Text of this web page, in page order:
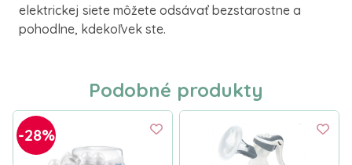
elektrickej siete môžete odsávať bezstarostne a
pohodlne, kdekoľvek ste.
Podobné produkty
-28%